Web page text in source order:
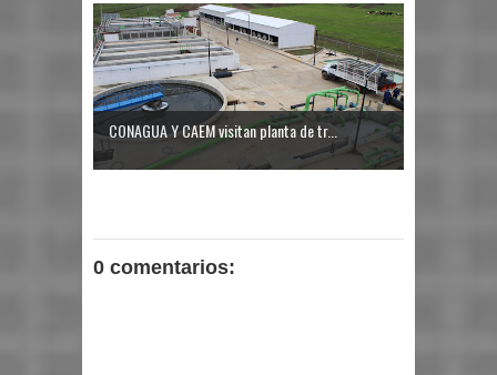
CONAGUA Y CAEM visitan planta de tr...
0 comentarios: